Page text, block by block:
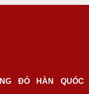
ĐỎ HÀN QUỐC